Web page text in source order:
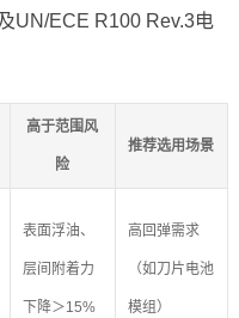
UN/ECE R100 Rev.3电
高于范围风
险
推荐选用场景
表面浮油、
层间附着力
下降＞15%
高回弹需求
（如刀片电池
模组）